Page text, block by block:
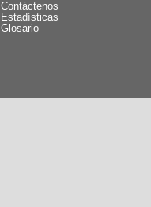
Contáctenos
Estadísticas
Glosario